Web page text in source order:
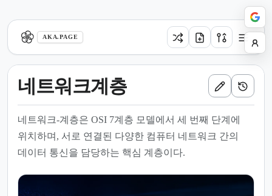
AKA.PAGE
네트워크계층
네트워크-계층은 OSI 7계층 모델에서 세 번째 단계에
위치하며, 서로 연결된 다양한 컴퓨터 네트워크 간의
데이터 통신을 담당하는 핵심 계층이다.